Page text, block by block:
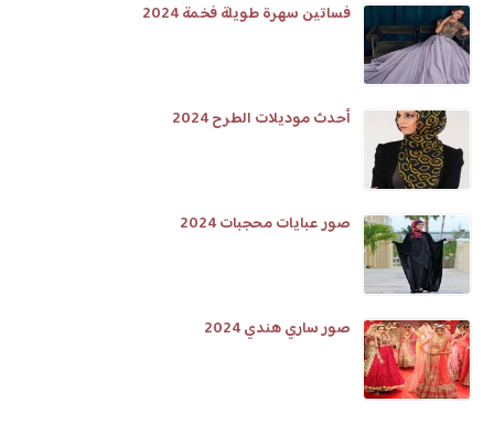
فساتين سهرة طويلة فخمة 2024
أحدث موديلات الطرح 2024
صور عبايات محجبات 2024
صور ساري هندي 2024